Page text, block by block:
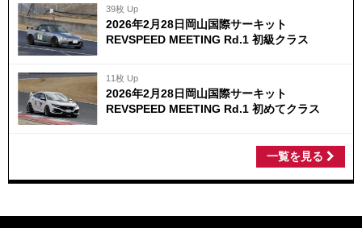
39枚 Up
2026年2月28日岡山国際サーキット
REVSPEED MEETING Rd.1 初級クラス
11枚 Up
2026年2月28日岡山国際サーキット
REVSPEED MEETING Rd.1 初めてクラス
一覧を見る